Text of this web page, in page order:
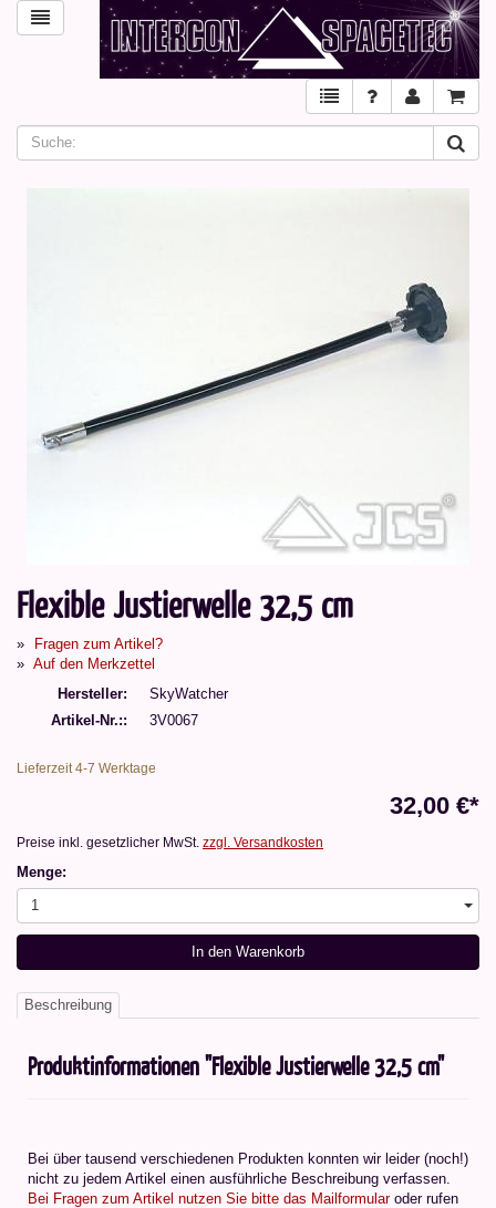
Flexible Justierwelle 32,5 cm
Fragen zum Artikel?
Auf den Merkzettel
Hersteller
SkyWatcher
Artikel-Nr.:
3V0067
Lieferzeit 4-7 Werktage
32,00 €*
Preise inkl. gesetzlicher MwSt. zzgl. Versandkosten
Menge:
1
In den Warenkorb
Beschreibung
Produktinformationen "Flexible Justierwelle 32,5 cm"
Bei über tausend verschiedenen Produkten konnten wir leider (noch!)
nicht zu jedem Artikel einen ausführliche Beschreibung verfassen.
Bei Fragen zum Artikel nutzen Sie bitte das Mailformularoder rufen